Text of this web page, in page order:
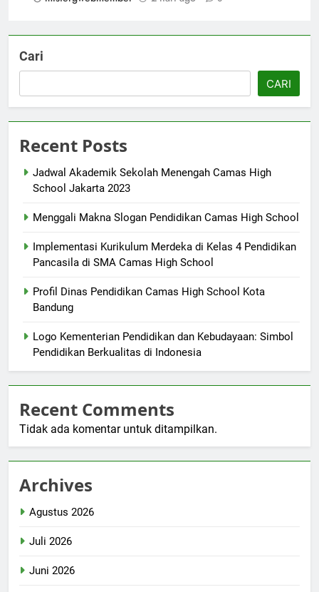
Cari
CARI
Recent Posts
Jadwal Akademik Sekolah Menengah Camas High
School Jakarta 2023
Menggali Makna Slogan Pendidikan Camas High School
Implementasi Kurikulum Merdeka di Kelas 4 Pendidikan
Pancasila di SMA Camas High School
Profil Dinas Pendidikan Camas High School Kota
Bandung
Logo Kementerian Pendidikan dan Kebudayaan: Simbol
Pendidikan Berkualitas di Indonesia
Recent Comments
Tidak ada komentar untuk ditampilkan.
Archives
Agustus 2026
Juli 2026
Juni 2026